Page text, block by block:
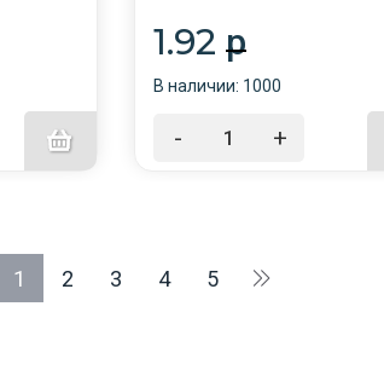
1.92 p
В наличии: 1000
- +
1 2 3 4 5